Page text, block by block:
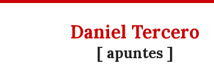
Daniel Tercero
[ apuntes ]